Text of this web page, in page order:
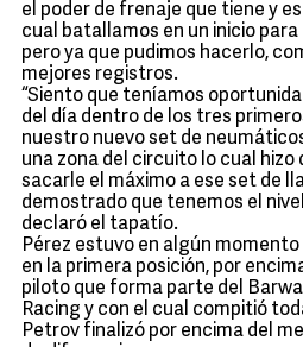
el poder de frenaje que tiene y
cual batallamos en un inicio
pero ya que pudimos hacerlo,
mejores registros.
“Siento que teníamos
del día dentro de los tres
nuestro nuevo set de
una zona del circuito lo cual hizo
sacarle el máximo a ese set de
demostrado que tenemos el
declaró el tapatío.
Pérez estuvo en algún
en la primera posición, por
piloto que forma parte del
Racing y con el cual compitió
Petrov finalizó por encima del